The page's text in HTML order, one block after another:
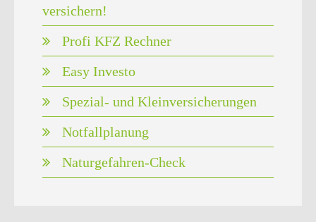
versichern!
Profi KFZ Rechner
Easy Investo
Spezial- und Kleinversicherungen
Notfallplanung
Naturgefahren-Check